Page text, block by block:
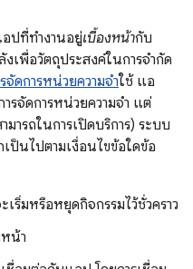
ปที่ทำงานอยู่เบื้องหน้ากับ
งเพื่อวัตถุประสงค์ในการจํากัด
จัดการหน่วยความจําใช้ แอ
รจัดการหน่วยความจํา แต่
ารถในการเปิดบริการ) ระบบ
ป็นไปตามเงื่อนไขข้อใดข้อ
ริ่มหรือหยุดกิจกรรมไว้ชั่วคราว
น้า